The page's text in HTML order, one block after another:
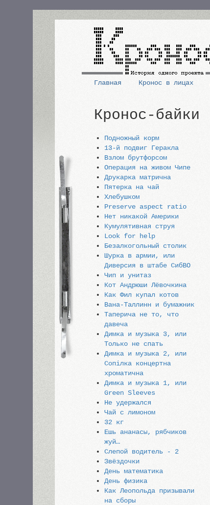
Основная
навигация
Главная Кронос в лицах
Кронос-байки
Подножный корм
13-й подвиг Геракла
Взлом брутфорсом
Операция на живом Чипе
Друкарка матрична
Пятерка на чай
Хлебушком
Preserve aspect ratio
Нет никакой Америки
Кумулятивная струя
Look for help
Безалкогольный столик
Шурка в армии, или
Диверсия в штабе СибВО
Чип и унитаз
Кот Андрюши Лёвочкина
Как Фил купал котов
Вана-Таллинн и бумажник
Таперича не то, что
давеча
Димка и музыка 3, или
Только не спать
Димка и музыка 2, или
Сопiлка концертна
хроматична
Димка и музыка 1, или
Green Sleeves
Не удержался
Чай с лимоном
32 кг
Ешь ананасы, рябчиков
жуй…
Слепой водитель - 2
Звёздочки
День математика
День физика
Как Леопольда призывали
на сборы